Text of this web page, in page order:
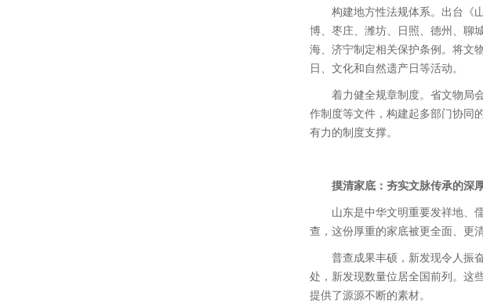
构建地方性法规体系。出台《
博、枣庄、潍坊、日照、德州、聊
海、济宁制定相关保护条例。将文
日、文化和自然遗产日等活动。
着力健全规章制度。省文物局
作制度等文件，构建起多部门协同
有力的制度支撑。
摸清家底：夯实文脉传承的深
山东是中华文明重要发祥地、
查，这份厚重的家底被更全面、更
普查成果丰硕，新发现令人振
处，新发现数量位居全国前列。这
提供了源源不断的素材。